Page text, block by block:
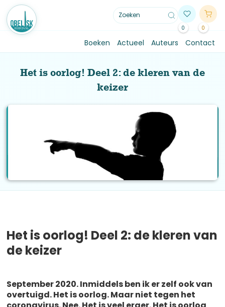
0 0
Boeken Actueel Auteurs Contact
Het is oorlog! Deel 2: de kleren van de
keizer
Het is oorlog! Deel 2: de kleren van
de keizer
September 2020. Inmiddels ben ik er zelf ook van
overtuigd. Het is oorlog. Maar niet tegen het